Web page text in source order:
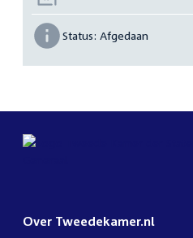
Status: Afgedaan
Over Tweedekamer.nl